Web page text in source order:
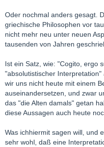
Oder nochmal anders gesagt.
griechische Philosophen vor
nicht mehr neu unter neuen
tausenden von Jahren
Ist ein Satz, wie: "Cogito, ergo
"absolutistischer
wir uns nicht heute mit einem
auseinandersetzen, und zwar
das "die Alten damals" getan
diese Aussagen auch heute
Was ichhiermit sagen will, und
sehr wohl, daß eine